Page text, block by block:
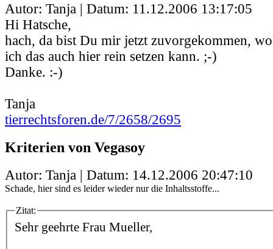
Autor: Tanja | Datum: 11.12.2006 13:17:05
Hi Hatsche,
hach, da bist Du mir jetzt zuvorgekommen,
ich das auch hier rein setzen kann. ;-)
Danke. :-)
Tanja
tierrechtsforen.de/7/2658/2695
Kriterien von Vegasoy
Autor: Tanja | Datum: 14.12.2006 20:47:10
Schade, hier sind es leider wieder nur die Inhaltsstoffe...
Zitat:
Sehr geehrte Frau Mueller,